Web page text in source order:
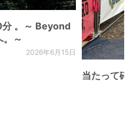
。～ Beyond
～
2026年6月15日
当たって砕